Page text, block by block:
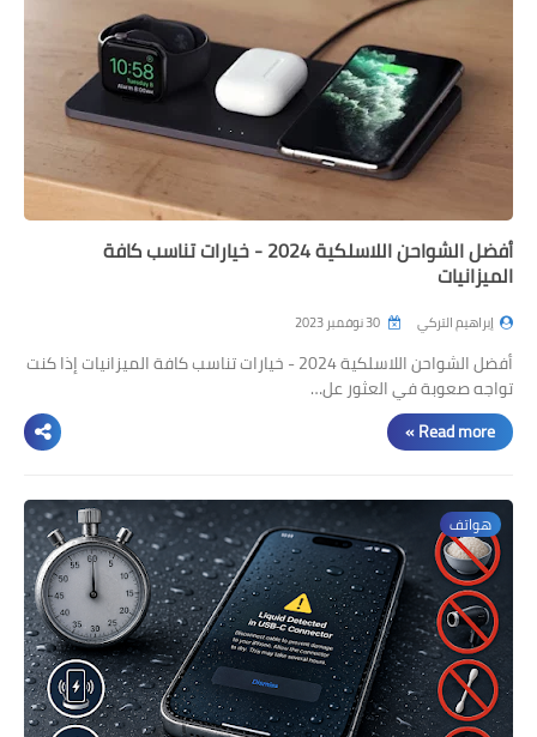
أفضل الشواحن اللاسلكية 2024 - خيارات تناسب كافة
الميزانيات
إبراهيم التركي
أفضل الشواحن اللاسلكية 2024 - خيارات تناسب كافة الميزانيات إذا كنت
تواجه صعوبة في العثور عل…
Read more »
هواتف